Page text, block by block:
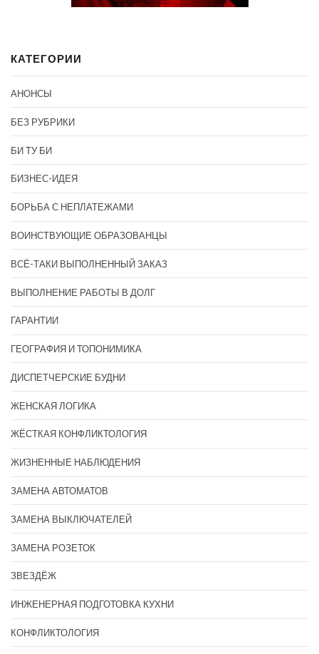
КАТЕГОРИИ
АНОНСЫ
БЕЗ РУБРИКИ
БИ ТУ БИ
БИЗНЕС-ИДЕЯ
БОРЬБА С НЕПЛАТЕЖАМИ
ВОИНСТВУЮЩИЕ ОБРАЗОВАНЦЫ
ВСЁ-ТАКИ ВЫПОЛНЕННЫЙ ЗАКАЗ
ВЫПОЛНЕНИЕ РАБОТЫ В ДОЛГ
ГАРАНТИИ
ГЕОГРАФИЯ И ТОПОНИМИКА
ДИСПЕТЧЕРСКИЕ БУДНИ
ЖЕНСКАЯ ЛОГИКА
ЖЁСТКАЯ КОНФЛИКТОЛОГИЯ
ЖИЗНЕННЫЕ НАБЛЮДЕНИЯ
ЗАМЕНА АВТОМАТОВ
ЗАМЕНА ВЫКЛЮЧАТЕЛЕЙ
ЗАМЕНА РОЗЕТОК
ЗВЕЗДЁЖ
ИНЖЕНЕРНАЯ ПОДГОТОВКА КУХНИ
КОНФЛИКТОЛОГИЯ